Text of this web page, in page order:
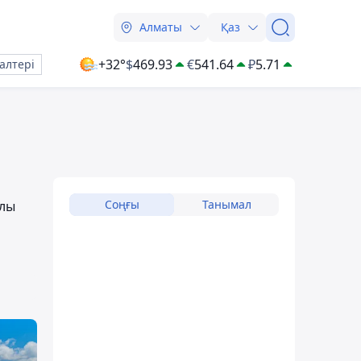
Алматы Қаз
+32°$469.93 €541.64 ₽5.71
Соңғы Танымал